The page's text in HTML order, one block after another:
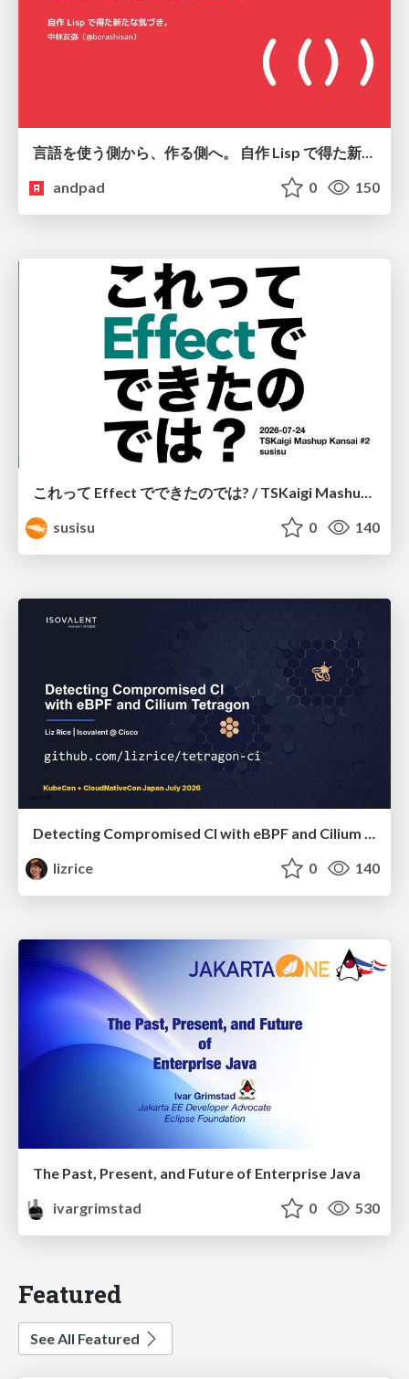
言語を使う側から、作る側へ。 自作 Lisp で得た新たな気づき。
andpad
0 150
これって Effect でできたのでは? / TSKaigi Mashup Kansai #2
susisu
0 140
lizrice
0 140
The Past, Present, and Future of Enterprise Java
ivargrimstad
0 530
Featured
See All Featured